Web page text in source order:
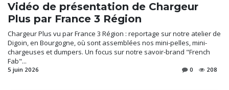
Vidéo de présentation de Chargeur
Plus par France 3 Région
Chargeur Plus vu par France 3 Région : reportage sur notre atelier de
Digoin, en Bourgogne, où sont assemblées nos mini-pelles, mini-
chargeuses et dumpers. Un focus sur notre savoir-brand "French
Fab"...
5 juin 2026 0 208